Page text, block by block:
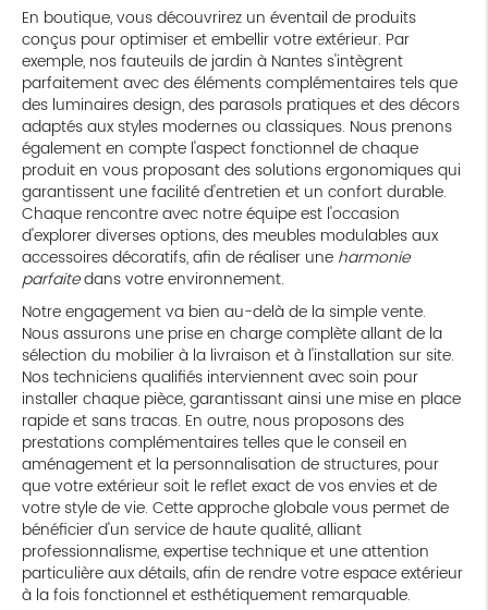
En boutique, vous découvrirez un éventail de produits
conçus pour optimiser et embellir votre extérieur. Par
exemple, nos fauteuils de jardin à Nantes s'intègrent
parfaitement avec des éléments complémentaires tels que
des luminaires design, des parasols pratiques et des décors
adaptés aux styles modernes ou classiques. Nous prenons
également en compte l'aspect fonctionnel de chaque
produit en vous proposant des solutions ergonomiques qui
garantissent une facilité d'entretien et un confort durable.
Chaque rencontre avec notre équipe est l'occasion
d'explorer diverses options, des meubles modulables aux
accessoires décoratifs, afin de réaliser une harmonie
parfaitedans votre environnement.
Notre engagement va bien au-delà de la simple vente.
Nous assurons une prise en charge complète allant de la
sélection du mobilier à la livraison et à l'installation sur site.
Nos techniciens qualifiés interviennent avec soin pour
installer chaque pièce, garantissant ainsi une mise en place
rapide et sans tracas. En outre, nous proposons des
prestations complémentaires telles que le conseil en
aménagement et la personnalisation de structures, pour
que votre extérieur soit le reflet exact de vos envies et de
votre style de vie. Cette approche globale vous permet de
bénéficier d'un service de haute qualité, alliant
professionnalisme, expertise technique et une attention
particulière aux détails, afin de rendre votre espace extérieur
à la fois fonctionnel et esthétiquement remarquable.